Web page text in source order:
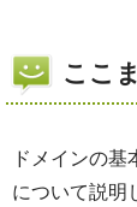
ここ
ドメインの
について説明